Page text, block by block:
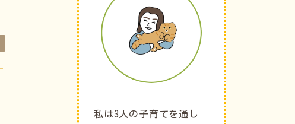
私は3人の子育てを通し